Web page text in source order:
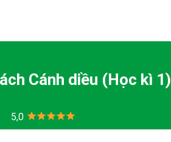
Cánh diều (Học kì 1)
5,0